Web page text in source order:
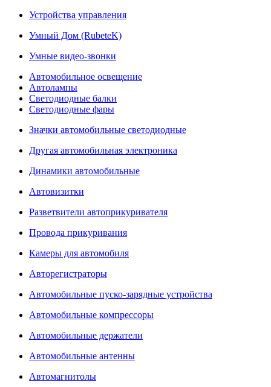
Устройства управления
Умный Дом (RubeteK)
Умные видео-звонки
Автомобильное освещение
Автолампы
Светодиодные балки
Светодиодные фары
Значки автомобильные светодиодные
Другая автомобильная электроника
Динамики автомобильные
Автовизитки
Разветвители автоприкуривателя
Провода прикуривания
Камеры для автомобиля
Авторегистраторы
Автомобильные пуско-зарядные устройства
Автомобильные компрессоры
Автомобильные держатели
Автомобильные антенны
Автомагнитолы